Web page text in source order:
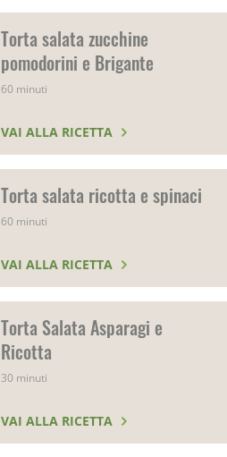
Torta salata zucchine
pomodorini e Brigante
60 minuti
VAI ALLA RICETTA
Torta salata ricotta e spinaci
60 minuti
VAI ALLA RICETTA
Torta Salata Asparagi e
Ricotta
30 minuti
VAI ALLA RICETTA